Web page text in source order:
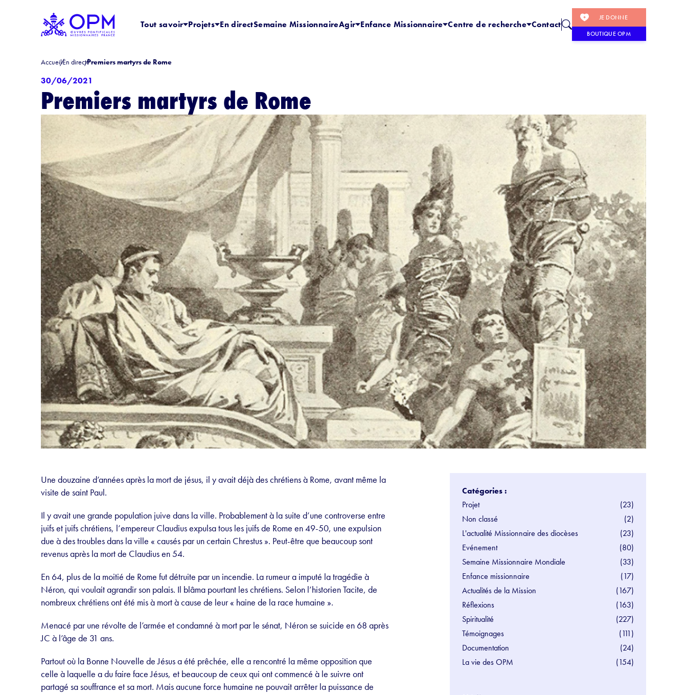
Tout savoir Projets En directSemaine MissionnaireAgir Enfance Missionnaire Centre de recherche Contact
JE DONNE
BOUTIQUE OPM
AccueilEn directPremiers martyrs de Rome
30/06/2021
Premiers martyrs de Rome
Une douzaine d’années après la mort de jésus, il y avait déjà des chrétiens à Rome, avant même la
visite de saint Paul.
Il y avait une grande population juive dans la ville. Probablement à la suite d’une controverse entre
juifs et juifs chrétiens, l’empereur Claudius expulsa tous les juifs de Rome en 49-50, une expulsion
due à des troubles dans la ville « causés par un certain Chrestus ». Peut-être que beaucoup sont
revenus après la mort de Claudius en 54.
En 64, plus de la moitié de Rome fut détruite par un incendie. La rumeur a imputé la tragédie à
Néron, qui voulait agrandir son palais. Il blâma pourtant les chrétiens. Selon l’historien Tacite, de
nombreux chrétiens ont été mis à mort à cause de leur « haine de la race humaine ».
Menacé par une révolte de l’armée et condamné à mort par le sénat, Néron se suicide en 68 après
JC à l’âge de 31 ans.
Partout où la Bonne Nouvelle de Jésus a été prêchée, elle a rencontré la même opposition que
celle à laquelle a du faire face Jésus, et beaucoup de ceux qui ont commencé à le suivre ont
partagé sa souffrance et sa mort. Mais aucune force humaine ne pouvait arrêter la puissance de
Catégories :
Projet
(23)
Non classé
(2)
L'actualité Missionnaire des diocèses
(23)
Evénement
(80)
Semaine Missionnaire Mondiale
(33)
Enfance missionnaire
(17)
Actualités de la Mission
(167)
Réflexions
(163)
Spiritualité
(227)
Témoignages
(111)
Documentation
(24)
La vie des OPM
(154)